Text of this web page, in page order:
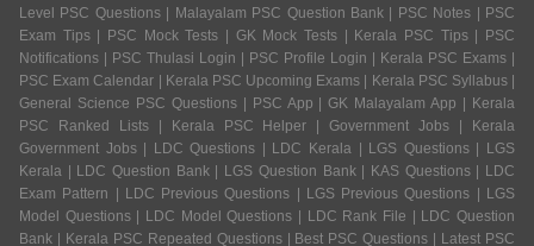
Level PSC Questions | Malayalam PSC Question Bank | PSC Notes | PSC
Exam Tips | PSC Mock Tests | GK Mock Tests | Kerala PSC Tips | PSC
Notifications | PSC Thulasi Login | PSC Profile Login | Kerala PSC Exams |
PSC Exam Calendar | Kerala PSC Upcoming Exams | Kerala PSC Syllabus |
General Science PSC Questions | PSC App | GK Malayalam App | Kerala
PSC Ranked Lists | Kerala PSC Helper | Government Jobs | Kerala
Government Jobs | LDC Questions | LDC Kerala | LGS Questions | LGS
Kerala | LDC Question Bank | LGS Question Bank | KAS Questions | LDC
Exam Pattern | LDC Previous Questions | LGS Previous Questions | LGS
Model Questions | LDC Model Questions | LDC Rank File | LDC Question
Bank | Kerala PSC Repeated Questions | Best PSC Questions | Latest PSC